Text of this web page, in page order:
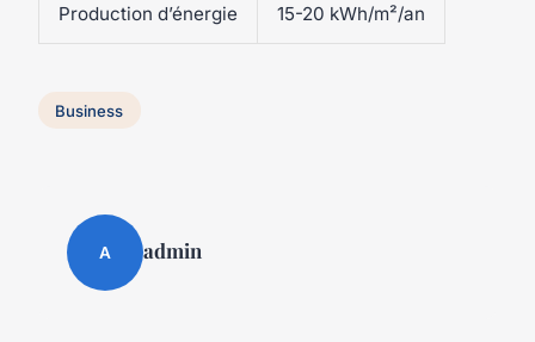
Production d’énergie 15-20 kWh/m²/an
Business
A admin